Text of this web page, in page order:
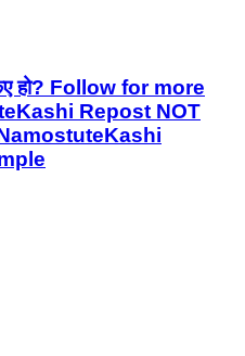
हो? Follow for more
Repost NOT